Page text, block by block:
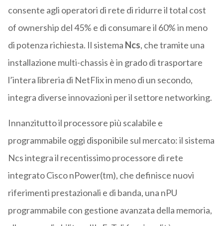
consente agli operatori di rete di ridurre il total cost
of ownership del 45% e di consumare il 60% in meno
di potenza richiesta. Il sistema Ncs, che tramite una
installazione multi-chassis è in grado di trasportare
l’intera libreria di NetFlix in meno di un secondo,
integra diverse innovazioni per il settore networking.
Innanzitutto il processore più scalabile e
programmabile oggi disponibile sul mercato: il sistema
Ncs integra il recentissimo processore di rete
integrato Cisco nPower(tm), che definisce nuovi
riferimenti prestazionali e di banda, una nPU
programmabile con gestione avanzata della memoria,